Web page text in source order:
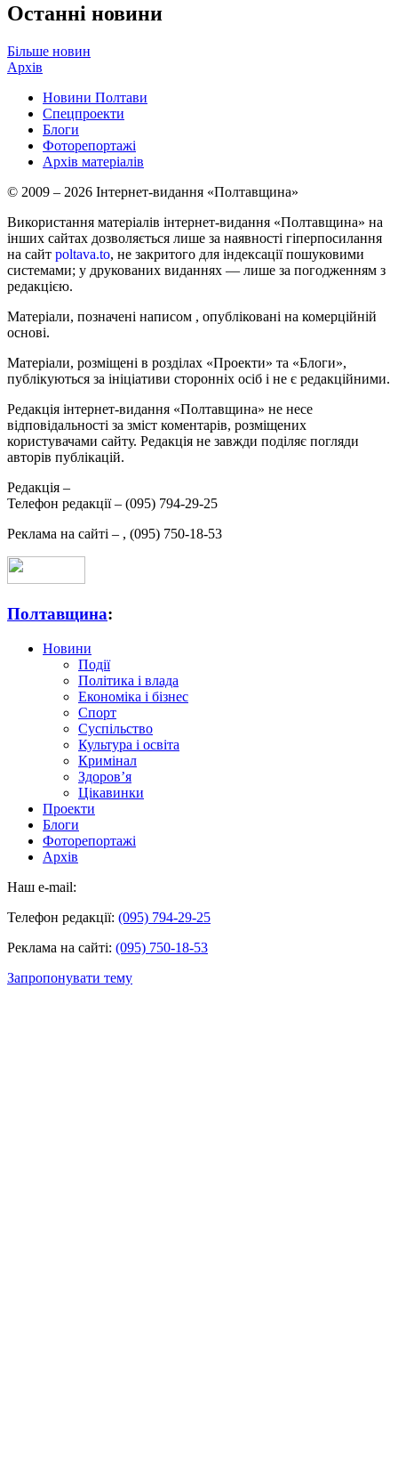
Останні новини
Більше новин
Архів
Новини Полтави
Спецпроекти
Блоги
Фоторепортажі
Архів матеріалів
© 2009 – 2026 Інтернет-видання «Полтавщина»
Використання матеріалів інтернет-видання «Полтавщина» на
інших сайтах дозволяється лише за наявності гіперпосилання
на сайт poltava.to, не закритого для індексації пошуковими
системами; у друкованих виданнях — лише за погодженням з
редакцією.
Матеріали, позначені написом , опубліковані на комерційній
основі.
Матеріали, розміщені в розділах «Проекти» та «Блоги»,
публікуються за ініціативи сторонніх осіб і не є редакційними.
Редакція інтернет-видання «Полтавщина» не несе
відповідальності за зміст коментарів, розміщених
користувачами сайту. Редакція не завжди поділяє погляди
авторів публікацій.
Редакція –
Телефон редакції – (095) 794-29-25
Реклама на сайті – , (095) 750-18-53
Полтавщина:
Новини
Події
Політика і влада
Економіка і бізнес
Спорт
Суспільство
Культура і освіта
Кримінал
Здоров’я
Цікавинки
Проекти
Блоги
Фоторепортажі
Архів
Наш e-mail:
Телефон редакції: (095) 794-29-25
Реклама на сайті: (095) 750-18-53
Запропонувати тему